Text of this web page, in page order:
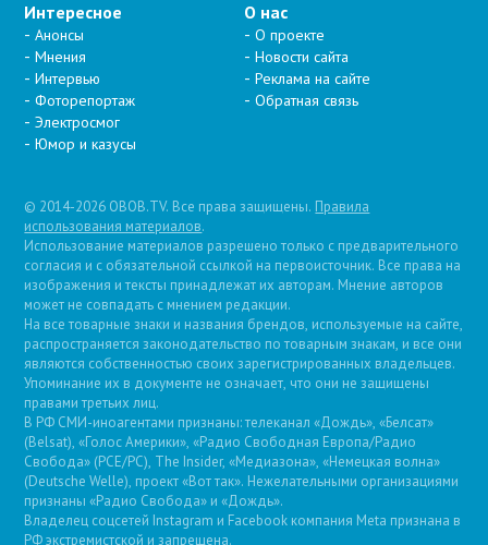
Интересное
Анонсы
Мнения
Интервью
Фоторепортаж
Электросмог
Юмор и казусы
О нас
О проекте
Новости сайта
Реклама на сайте
Обратная связь
© 2014-2026 OBOB.TV. Все права защищены. Правила
использования материалов.
Использование материалов разрешено только с предварительного
согласия и с обязательной ссылкой на первоисточник. Все права на
изображения и тексты принадлежат их авторам. Мнение авторов
может не совпадать с мнением редакции.
На все товарные знаки и названия брендов, используемые на сайте,
распространяется законодательство по товарным знакам, и все они
являются собственностью своих зарегистрированных владельцев.
Упоминание их в документе не означает, что они не защищены
правами третьих лиц.
В РФ СМИ-иноагентами признаны: телеканал «Дождь», «Белсат»
(Belsat), «Голос Америки», «Радио Свободная Европа/Радио
Свобода» (PCE/PC), The Insider, «Медиазона», «Немецкая волна»
(Deutsche Welle), проект «Вот так». Нежелательными организациями
признаны «Радио Свобода» и «Дождь».
Владелец соцсетей Instagram и Facebook компания Metа признана в
РФ экстремистской и запрещена.